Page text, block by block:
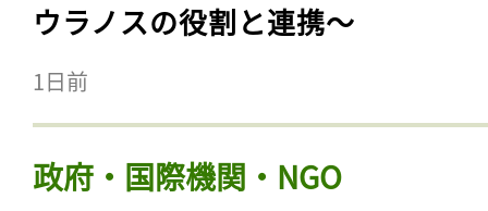
ウラノスの役割と連携〜
1日前
政府・国際機関・NGO